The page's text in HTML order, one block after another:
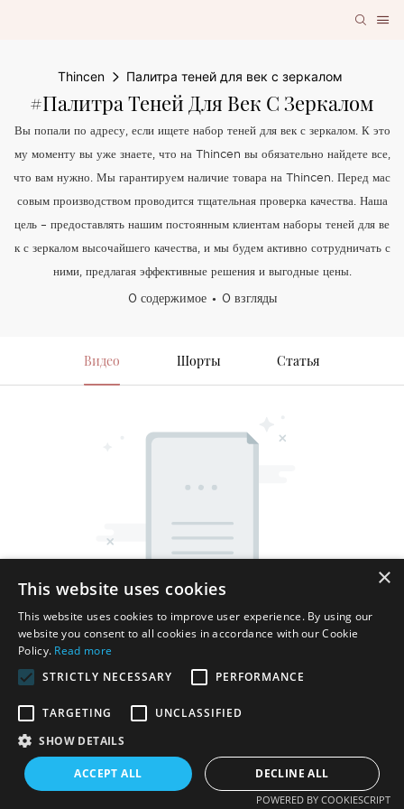
Thincen Палитра теней для век с зеркалом
#Палитра Теней Для Век С Зеркалом
Вы попали по адресу, если ищете набор теней для век с зеркалом. К это
му моменту вы уже знаете, что на Thincen вы обязательно найдете все,
что вам нужно. Мы гарантируем наличие товара на Thincen. Перед мас
совым производством проводится тщательная проверка качества. Наша
цель – предоставлять нашим постоянным клиентам наборы теней для ве
к с зеркалом высочайшего качества, и мы будем активно сотрудничать с
ними, предлагая эффективные решения и выгодные цены.
0 содержимое 0 взгляды
Видео Шорты Статья
Авторские права © 2025 Shenzhen Thincen Technology Co., Ltd. -
www.thincen.com |
×
This website uses cookies
This website uses cookies to improve user experience. By using our
website you consent to all cookies in accordance with our Cookie
Policy. Read more
STRICTLY NECESSARY
PERFORMANCE
TARGETING
UNCLASSIFIED
SHOW DETAILS
ACCEPT ALL DECLINE ALL
POWERED BY COOKIESCRIPT